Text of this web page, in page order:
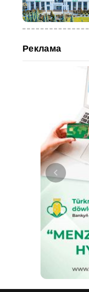
Реклама